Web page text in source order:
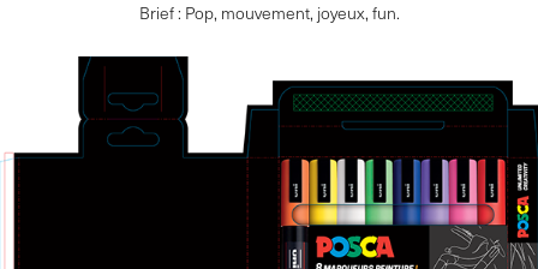
Brief : Pop, mouvement, joyeux, fun.